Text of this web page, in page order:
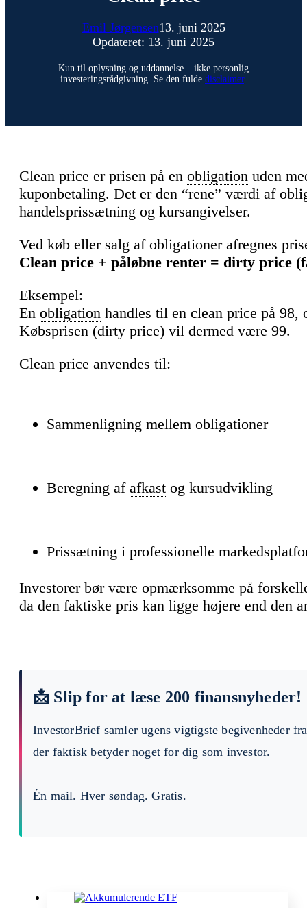
Emil Jørgensen13. juni 2025
Opdateret: 13. juni 2025
Kun til oplysning og uddannelse – ikke personlig
investeringsrådgivning. Se den fulde disclaimer.
Clean price er prisen på en obligation uden
kuponbetaling. Det er den “rene” værdi af
handelsprissætning og kursangivelser.
Ved køb eller salg af obligationer afregnes
Clean price + påløbne renter = dirty price
Eksempel:
En obligation handles til en clean price på 98,
Købsprisen (dirty price) vil dermed være 99.
Clean price anvendes til:
Sammenligning mellem obligationer
Beregning af afkast og kursudvikling
Prissætning i professionelle
Investorer bør være opmærksomme på
da den faktiske pris kan ligge højere end den
📩 Slip for at læse 200 finansnyheder!
InvestorBrief samler ugens vigtigste begivenheder
der faktisk betyder noget for dig som investor.
Én mail. Hver søndag. Gratis.